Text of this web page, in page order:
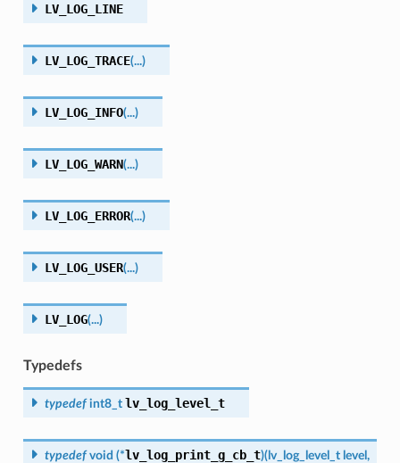
LV_LOG_LINE
LV_LOG_TRACE(...)
LV_LOG_INFO(...)
LV_LOG_WARN(...)
LV_LOG_ERROR(...)
LV_LOG_USER(...)
LV_LOG(...)
Typedefs
typedef int8_t lv_log_level_t
typedef void (*lv_log_print_g_cb_t)(lv_log_level_t level ,